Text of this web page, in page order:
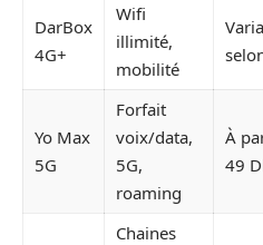
DarBox
4G+
Wifi
illimité,
mobilité
Yo Max
5G
Forfait
voix/data,
5G,
roaming
À
49
Chaines